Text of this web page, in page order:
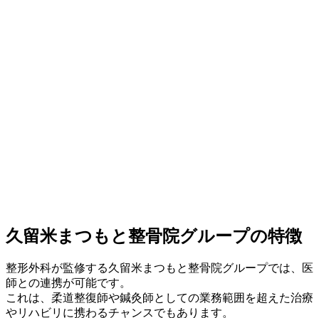
久留米まつもと整骨院グループの特徴
整形外科が監修する久留米まつもと整骨院グループでは、医
師との連携が可能です。
これは、柔道整復師や鍼灸師としての業務範囲を超えた治療
やリハビリに携わるチャンスでもあります。